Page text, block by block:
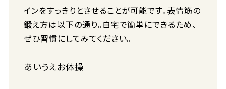
インをすっきりとさせることが可能です。表情筋の
鍛え方は以下の通り。自宅で簡単にできるため、
ぜひ習慣にしてみてください。
あいうえお体操